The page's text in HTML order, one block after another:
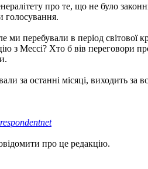
про те, що не було
голосування.
ми перебували в період
Мессі? Хто б вів переговори
останні місяці, виходить за
про це редакцію.